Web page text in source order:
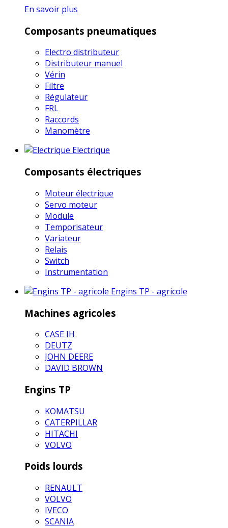
En savoir plus
Composants pneumatiques
Electro distributeur
Distributeur manuel
Vérin
Filtre
Régulateur
FRL
Raccords
Manomètre
Electrique
Composants électriques
Moteur électrique
Servo moteur
Module
Temporisateur
Variateur
Relais
Switch
Instrumentation
Engins TP - agricole
Machines agricoles
CASE IH
DEUTZ
JOHN DEERE
DAVID BROWN
Engins TP
KOMATSU
CATERPILLAR
HITACHI
VOLVO
Poids lourds
RENAULT
VOLVO
IVECO
SCANIA